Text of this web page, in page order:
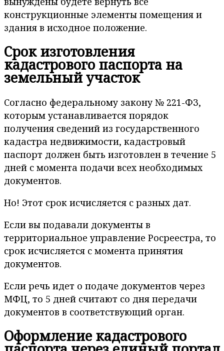
конструкционные элементы помещения и
здания в исходное положение.
Срок изготовления
кадастрового паспорта на
земельный участок
Согласно федеральному закону № 221-ФЗ,
которым устанавливается порядок
получения сведений из государственного
кадастра недвижимости, кадастровый
паспорт должен быть изготовлен в течение 5
дней с момента подачи всех необходимых
документов.
Но! Этот срок исчисляется с разных дат.
Если вы подавали документы в
территориальное управление Росреестра, то
срок исчисляется с момента принятия
документов.
Если речь идет о подаче документов через
МФЦ, то 5 дней считают со дня передачи
документов в соответствующий орган.
Оформление кадастрового